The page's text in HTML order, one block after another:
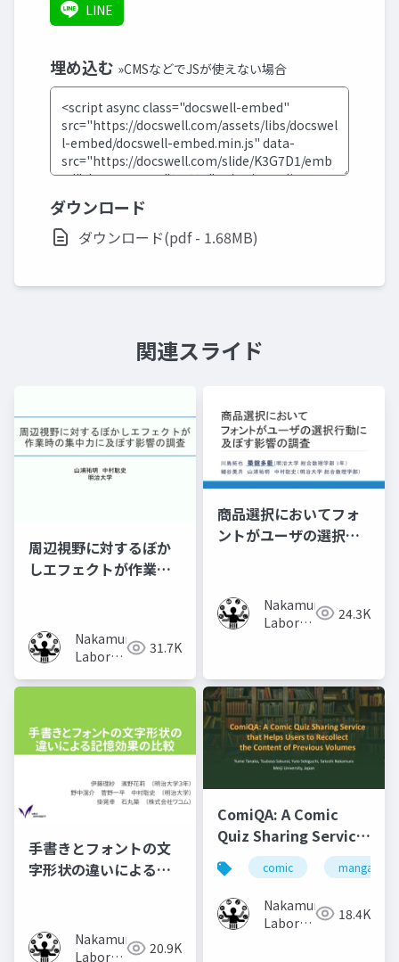
LINE
埋め込む »CMSなどでJSが使えない場合
ダウンロード
ダウンロード(pdf - 1.68MB)
関連スライド
周辺視野に対するぼか
しエフェクトが作業時
Nakamura
Laboratory
University)
31.7K
商品選択においてフォ
ントがユーザの選択行
Nakamura
Laboratory 24.3K
手書きとフォントの文
字形状の違いによる記
Nakamura
Laboratory 20.9K
ComiQA: A Comic
Quiz Sharing Service
that Helps Users to
Recollect the
Content of Previous
Volumes
comic manga
Nakamura
Laboratory 18.4K